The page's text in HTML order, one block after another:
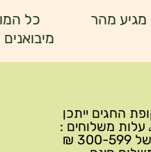
מגיע מהר
כל
עסקים, בתקופת החגים ייתכן
🙏 עלות משלוחים :
ברכישה עד 299₪ עלות משלוח 22₪, ברכישה של 300-599 ₪